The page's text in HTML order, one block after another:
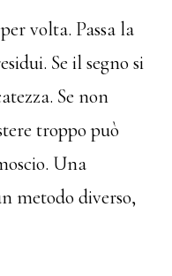
volta. Passa la
Se il segno si
Se non
troppo può
Una
metodo diverso,